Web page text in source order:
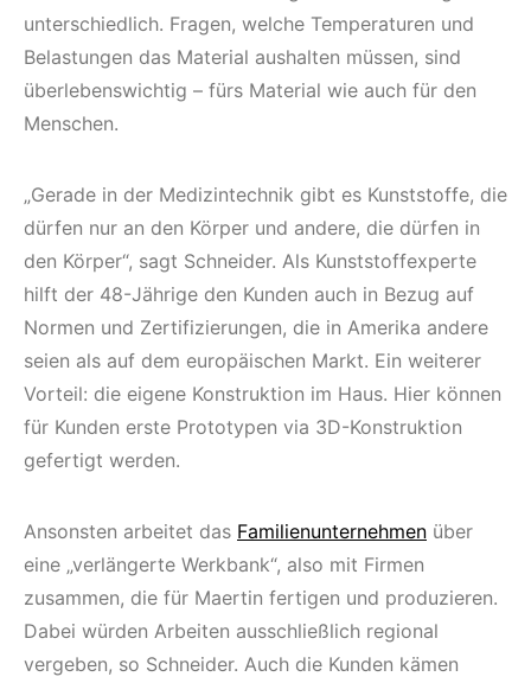
unterschiedlich. Fragen, welche Temperaturen und
Belastungen das Material aushalten müssen, sind
überlebenswichtig – fürs Material wie auch für den
Menschen.
„Gerade in der Medizintechnik gibt es Kunststoffe, die
dürfen nur an den Körper und andere, die dürfen in
den Körper“, sagt Schneider. Als Kunststoffexperte
hilft der 48-Jährige den Kunden auch in Bezug auf
Normen und Zertifizierungen, die in Amerika andere
seien als auf dem europäischen Markt. Ein weiterer
Vorteil: die eigene Konstruktion im Haus. Hier können
für Kunden erste Prototypen via 3D-Konstruktion
gefertigt werden.
Ansonsten arbeitet das Familienunternehmen über
eine „verlängerte Werkbank“, also mit Firmen
zusammen, die für Maertin fertigen und produzieren.
Dabei würden Arbeiten ausschließlich regional
vergeben, so Schneider. Auch die Kunden kämen